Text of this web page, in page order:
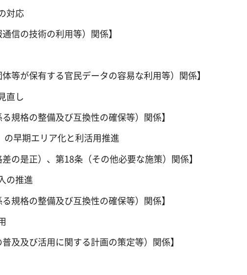
対応
信の技術の利用等）関係】
等が保有する官民データの容易な利用等）関係】
直し
規格の整備及び互換性の確保等）関係】
早期エリア化と利活用推進
の是正）、第18条（その他必要な施策）関係】
の推進
規格の整備及び互換性の確保等）関係】
及及び活用に関する計画の策定等）関係】